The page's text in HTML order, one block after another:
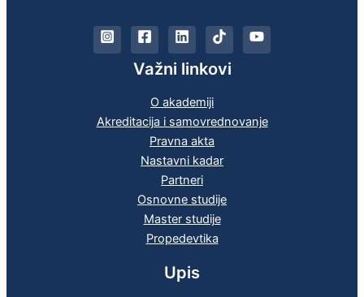
Važni linkovi
O akademiji
Akreditacija i samovrednovanje
Pravna akta
Nastavni kadar
Partneri
Osnovne studije
Master studije
Propedevtika
Upis